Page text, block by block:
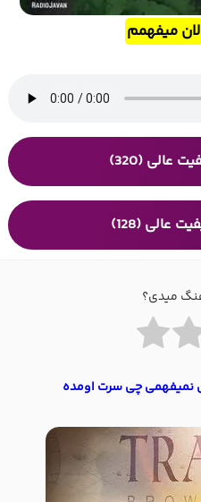
میفهمم
عالی (320)
عالی (128)
میدی؟
نمیفهمی چی سرت اومده